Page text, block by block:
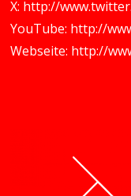
X: http://
YouTube: http://
Webseite: http://